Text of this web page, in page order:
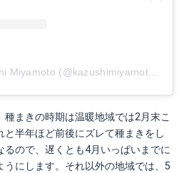
まきの時期は温暖地域では2月末こ
半年ほど前後にズレて種まきをし
るので、遅くとも4月いっぱいまでに
うにします。それ以外の地域では、5